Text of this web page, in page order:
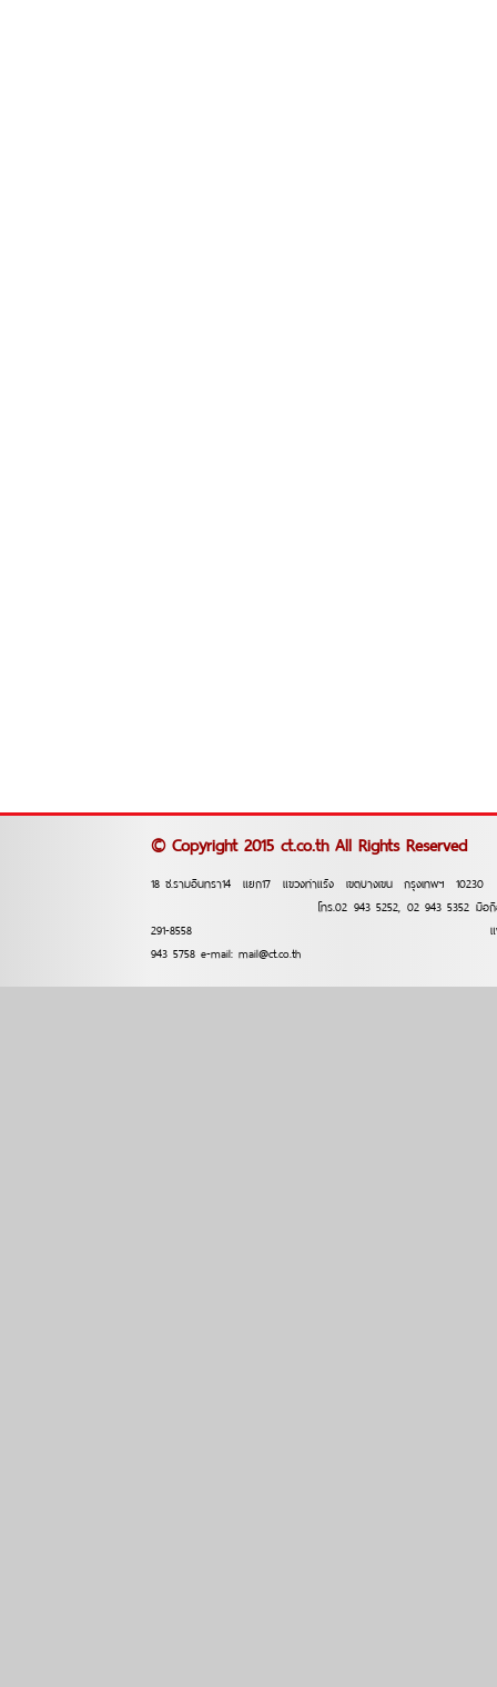
© Copyright 2015 ct.co.th All Rights Reserved
18 ซ.รามอินทรา14 แยก17 แขวงท่าแร้ง เขตบางเขน กรุงเทพฯ
โทร.02 943 5252, 02 943 5352 มือถือ
291-8558 แฟ็กซ์
943 5758 e-mail: mail@ct.co.th